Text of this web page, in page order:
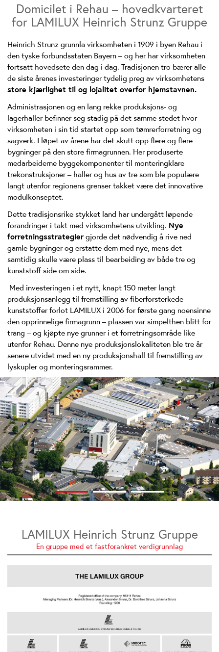
Domicilet i Rehau – hovedkvarteret
for LAMILUX Heinrich Strunz Gruppe
Heinrich Strunz grunnla virksomheten i 1909 i byen Rehau i
den tyske forbundsstaten Bayern – og her har virksomheten
fortsatt hovedsete den dag i dag. Tradisjonen tro bærer alle
de siste årenes investeringer tydelig preg av virksomhetens
store kjærlighet til og lojalitet overfor hjemstavnen.
Administrasjonen og en lang rekke produksjons- og
lagerhaller befinner seg stadig på det samme stedet hvor
virksomheten i sin tid startet opp som tømrerforretning og
sagverk. I løpet av årene har det skutt opp flere og flere
bygninger på den store firmagrunnen. Her produserte
medarbeiderne byggekomponenter til monteringklare
trekonstruksjoner – haller og hus av tre som ble populære
langt utenfor regionens grenser takket være det innovative
modulkonseptet.
Dette tradisjonsrike stykket land har undergått løpende
forandringer i takt med virksomhetens utvikling. Nye
forretningsstrategier gjorde det nødvendig å rive ned
gamle bygninger og erstatte dem med nye, mens det
samtidig skulle være plass til bearbeiding av både tre og
kunststoff side om side.
Med investeringen i et nytt, knapt 150 meter langt
produksjonsanlegg til fremstilling av fiberforsterkede
kunststoffer forlot LAMILUX i 2006 for første gang noensinne
den opprinnelige firmagrunn – plassen var simpelthen blitt for
trang – og kjøpte nye grunner i et forretningsområde like
utenfor Rehau. Denne nye produksjonslokaliteten ble tre år
senere utvidet med en ny produksjonshall til fremstilling av
lyskupler og monteringsrammer.
LAMILUX Heinrich Strunz Gruppe
En gruppe med et fastforankret verdigrunnlag